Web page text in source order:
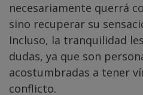
necesariamente querrá
sino recuperar su
Incluso, la tranquilidad
dudas, ya que son
acostumbradas a tener
conflicto.